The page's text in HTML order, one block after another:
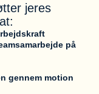
jeres
på
gennem motion